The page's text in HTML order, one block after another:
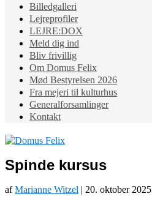
Billedgalleri
Lejreprofiler
LEJRE:DOX
Meld dig ind
Bliv frivillig
Om Domus Felix
Mød Bestyrelsen 2026
Fra mejeri til kulturhus
Generalforsamlinger
Kontakt
Spinde kursus
afMarianne Witzel | 20. oktober 2025